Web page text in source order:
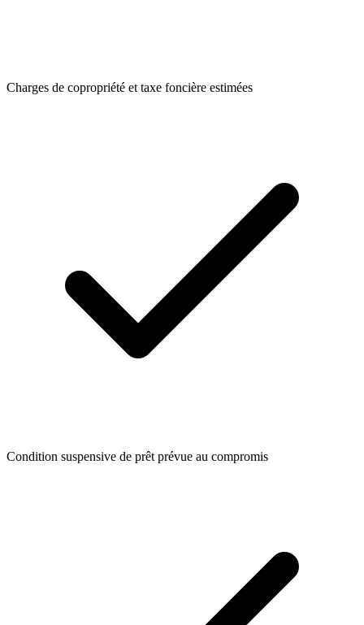
Charges de copropriété et taxe foncière estimées
Condition suspensive de prêt prévue au compromis